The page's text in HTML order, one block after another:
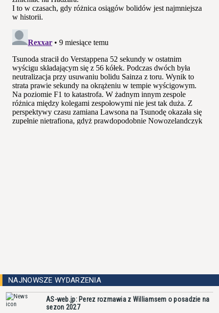
NAJNOWSZE WYDARZENIA
AS-web.jp: Perez rozmawia z Williamsem o posadzie na
sezon 2027